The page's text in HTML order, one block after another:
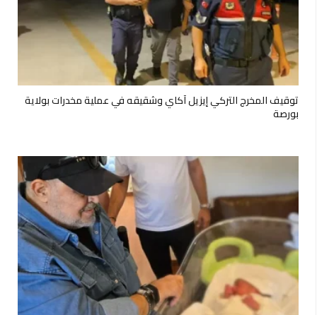
توقيف المخرج التركي إيزيل آكاي وشقيقه في عملية مخدرات بولاية
بورصة